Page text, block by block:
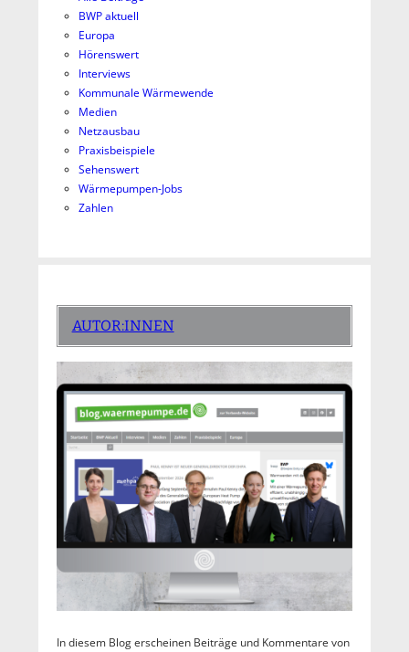
BWP aktuell
Europa
Hörenswert
Interviews
Kommunale Wärmewende
Medien
Netzausbau
Praxisbeispiele
Sehenswert
Wärmepumpen-Jobs
Zahlen
AUTOR:INNEN
In diesem Blog erscheinen Beiträge und Kommentare von